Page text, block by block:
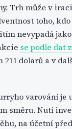
Trh může v
toho,
nevypadá
se podle dat
211 dolarů a v
varování je
směru. Nutí
na účetní